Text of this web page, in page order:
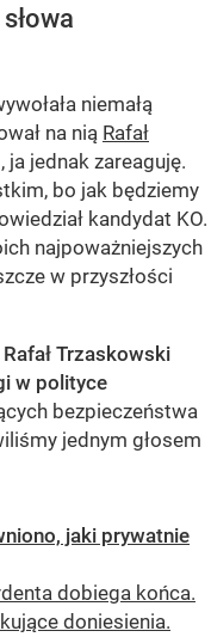
niemałą
na nią Rafał
ja jednak zareaguję.
bo jak będziemy
kandydat KO.
najpoważniejszych
w przyszłości
Rafał Trzaskowski
w polityce
bezpieczeństwa
jednym głosem
jaki prywatnie
dobiega końca.
doniesienia.